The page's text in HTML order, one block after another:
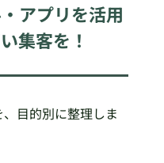
アプリを活用
集客を！
目的別に整理しま